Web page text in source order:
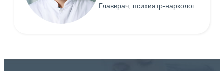
Главврач, психиатр-нарколог